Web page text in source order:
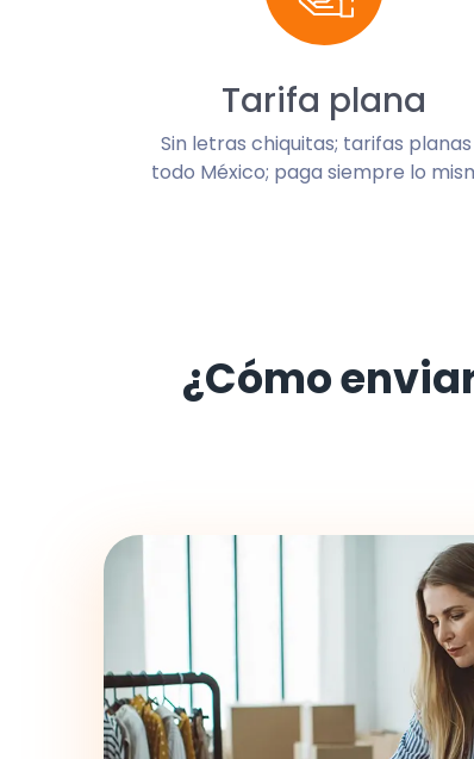
Tarifa plana
Sin letras chiquitas; tarifas
todo México; paga siempre lo
¿Cómo